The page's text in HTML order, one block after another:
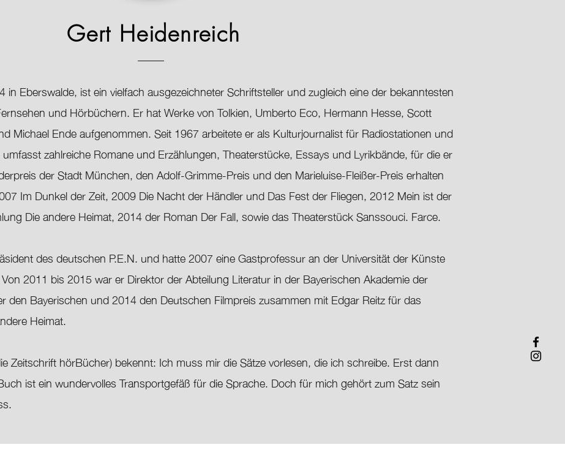
Gert Heidenreich
Eberswalde, ist ein vielfach ausgezeichneter Schriftsteller und zugleich eine der bekanntesten
und Hörbüchern. Er hat Werke von Tolkien, Umberto Eco, Hermann Hesse, Scott
Michael Ende aufgenommen. Seit 1967 arbeitete er als Kulturjournalist für Radiostationen und
zahlreiche Romane und Erzählungen, Theaterstücke, Essays und Lyrikbände, für die er
der Stadt München, den Adolf-Grimme-Preis und den Marieluise-Fleißer-Preis erhalten
Im Dunkel der Zeit, 2009 Die Nacht der Händler und Das Fest der Fliegen, 2012 Mein ist der
Die andere Heimat, 2014 der Roman Der Fall, sowie das Theaterstück Sanssouci. Farce.
des deutschen P.E.N. und hatte 2007 eine Gastprofessur an der Universität der Künste
2011 bis 2015 war er Direktor der Abteilung Literatur in der Bayerischen Akademie der
den Bayerischen und 2014 den Deutschen Filmpreis zusammen mit Edgar Reitz für das
Heimat.
Zeitschrift hörBücher) bekennt: Ich muss mir die Sätze vorlesen, die ich schreibe. Erst dann
ist ein wundervolles Transportgefäß für die Sprache. Doch für mich gehört zum Satz sein